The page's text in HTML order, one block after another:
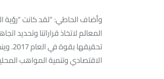
المعالم لاتخاذ قراراتنا وتحديد
الاقتصادي وتنمية المواهب